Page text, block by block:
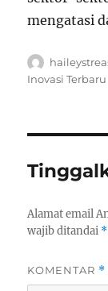
mengatasi
Author
Inovasi Terbaru
Alamat email
wajib ditandai *
KOMENTAR *